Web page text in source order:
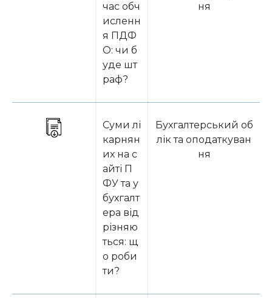
час обч
исленн
я ПДФ
О: чи б
уде шт
раф?
ня
Суми лі
карнян
их на с
айті П
ФУ та у
бухгалт
ера від
різняю
ться: щ
о роби
ти?
Бухгалтерський об
лік та оподаткуван
ня